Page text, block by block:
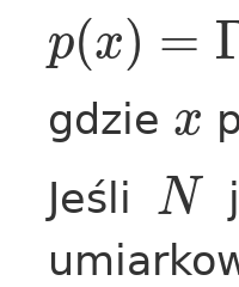
p(x) =
gdzie x
Jeśli N